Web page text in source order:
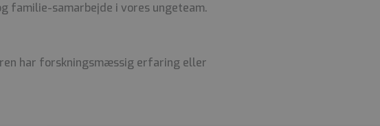
familie-samarbejde i vores ungeteam.
har forskningsmæssig erfaring eller